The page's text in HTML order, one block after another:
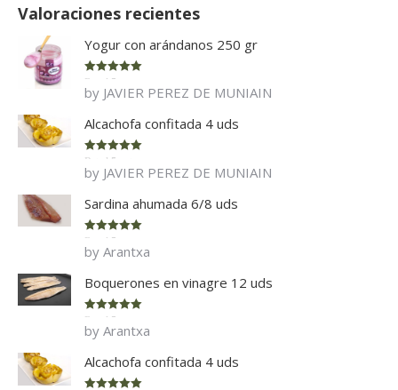
Valoraciones recientes
Yogur con arándanos 250 gr
Rated 5
of 5
by JAVIER PEREZ DE MUNIAIN
Alcachofa confitada 4 uds
Rated 5
of 5
by JAVIER PEREZ DE MUNIAIN
Sardina ahumada 6/8 uds
Rated 5
of 5
by Arantxa
Boquerones en vinagre 12 uds
Rated 5
of 5
by Arantxa
Alcachofa confitada 4 uds